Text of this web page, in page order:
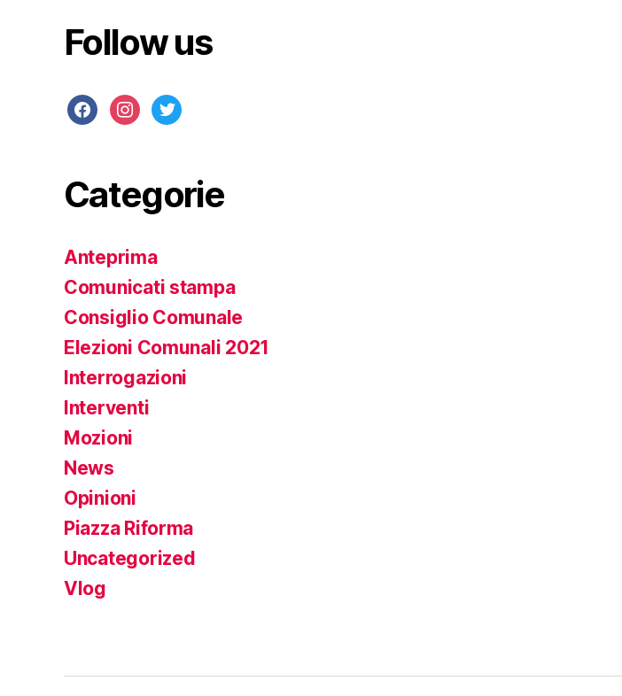
Follow us
Categorie
Anteprima
Comunicati stampa
Consiglio Comunale
Elezioni Comunali 2021
Interrogazioni
Interventi
Mozioni
News
Opinioni
Piazza Riforma
Uncategorized
Vlog